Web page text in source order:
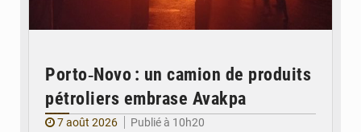
Porto‑Novo : un camion de produits
pétroliers embrase Avakpa
7 août 2026
Publié à 10h20